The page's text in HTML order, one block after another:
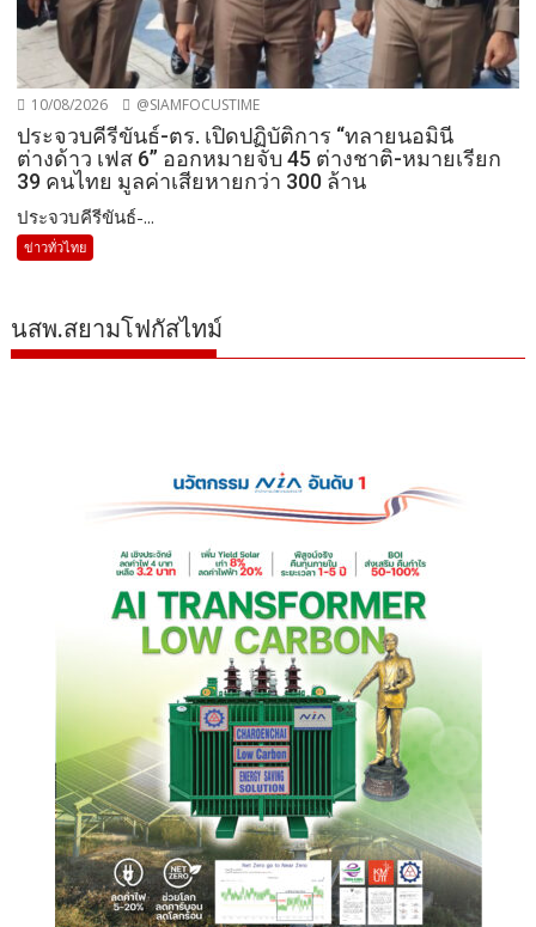
10/08/2026 @SIAMFOCUSTIME
ประจวบคีรีขันธ์-ตร. เปิดปฏิบัติการ “ทลายนอมินี
ต่างด้าว เฟส 6” ออกหมายจับ 45 ต่างชาติ-หมายเรียก
39 คนไทย มูลค่าเสียหายกว่า 300 ล้าน
ประจวบคีรีขันธ์-...
ข่าวทั่วไทย
นสพ.สยามโฟกัสไทม์